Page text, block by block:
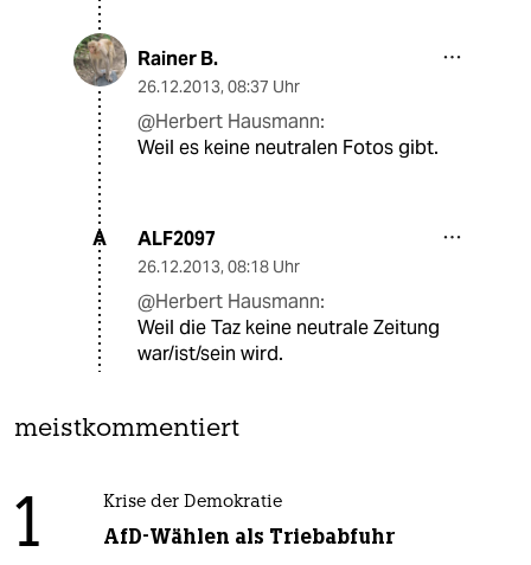
Rainer B.
26.12.2013, 08:37 Uhr
@Herbert Hausmann:
Weil es keine neutralen Fotos gibt.
A ALF2097
26.12.2013, 08:18 Uhr
@Herbert Hausmann:
Weil die Taz keine neutrale Zeitung
war/ist/sein wird.
meistkommentiert
1 Krise der Demokratie
AfD-Wählen als Triebabfuhr